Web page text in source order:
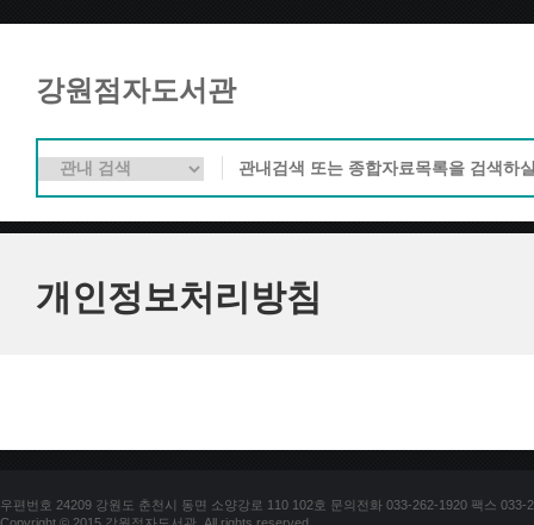
강원점자도서관
개인정보처리방침
우편번호 24209 강원도 춘천시 동면 소양강로 110 102호 문의전화 033-262-1920 팩스 033-